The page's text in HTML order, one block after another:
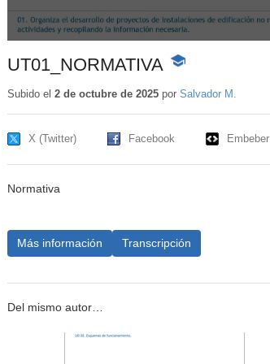
UT01_NORMATIVA
-
educativo
Subido el 2 de octubre de 2025por Salvador M.
X (Twitter) Facebook Embeber
Normativa
Más información Transcripción
Del mismo autor…